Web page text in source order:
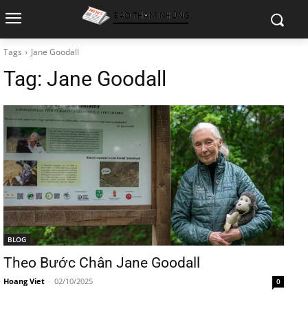
Tags Jane Goodall
Tag: Jane Goodall
BLOG
Theo Bước Chân Jane Goodall
Hoang Viet - 02/10/2025 0